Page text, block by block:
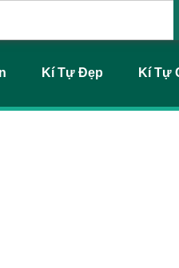
Kí Tự Đẹp Kí Tự